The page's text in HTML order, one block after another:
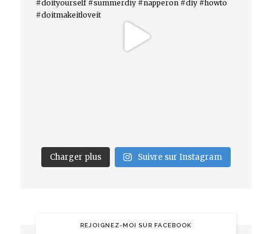
Charger plus Suivre sur Instagram
REJOIGNEZ-MOI SUR FACEBOOK